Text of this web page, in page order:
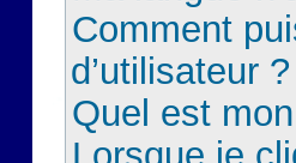
Comment
d’utilisateur ?
Quel est
Lorsque je